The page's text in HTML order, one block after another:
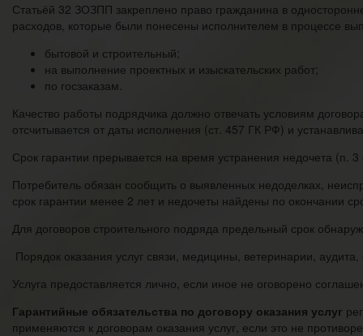
Статьёй 32 ЗОЗПП закреплено право гражданина в
расходов, которые были понесены исполнителем в процессе
бытовой и строительный;
на выполнение проектных и изыскательских работ;
по госзаказам.
Качество работы подрядчика должно отвечать условиям
отсчитывается от даты исполнения (ст. 457 ГК РФ) и
Срок гарантии прерывается на время устранения недочета (п.
Потребитель обязан сообщить о выявленных недоделках,
срок гарантии менее 2 лет и недочеты найдены по окончании
Для договоров строительного подряда предельный срок
Порядок оказания услуг связи, медицины, ветеринарии,
Услуга предоставляется лично, если иное не оговорено
Гарантийные обязательства по договору оказания услуг
применяются к договорам оказания услуг, если это не